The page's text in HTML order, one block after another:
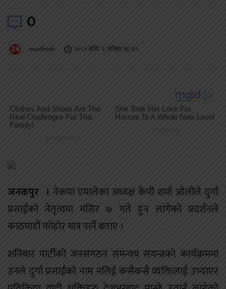
0
madhesh २०८० मंसिर २, शनिबार १८:४०
जनकपुर । नेकपा एमालेका अध्यक्ष केपी शर्मा ओलीले दुर्गा
प्रसाईंको नेतृत्वमा मंसिर ७ गते हुन लागेको प्रदर्शनले
काठमाडौं फोहोर मात्र पार्ने बताए ।
शनिबार पार्टीको जनसंगठन समन्वय संयन्त्रको कार्यक्रममा
उनले दुर्गा प्रसाईंको नाम नलिई कसैकसै व्यक्तिलाई उभ्याएर